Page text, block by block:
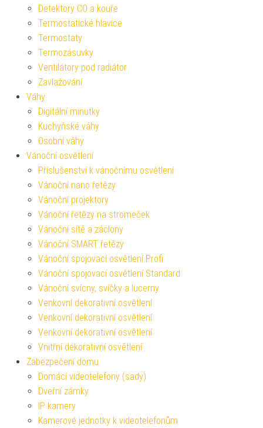
Detektory CO a kouře
Termostatické hlavice
Termostaty
Termozásuvky
Ventilátory pod radiátor
Zavlažování
Váhy
Digitální minutky
Kuchyňské váhy
Osobní váhy
Vánoční osvětlení
Příslušenství k vánočnímu osvětlení
Vánoční nano řetězy
Vánoční projektory
Vánoční řetězy na stromeček
Vánoční sítě a záclony
Vánoční SMART řetězy
Vánoční spojovací osvětlení Profi
Vánoční spojovací osvětlení Standard
Vánoční svícny, svíčky a lucerny
Venkovní dekorativní osvětlení
Venkovní dekorativní osvětlení
Venkovní dekorativní osvětlení
Vnitřní dekorativní osvětlení
Zabezpečení domu
Domácí videotelefony (sady)
Dveřní zámky
IP kamery
Kamerové jednotky k videotelefonům